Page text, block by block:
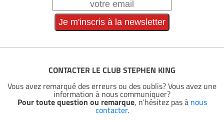
CONTACTER LE CLUB STEPHEN KING
Vous avez remarqué des erreurs ou des oublis? Vous avez une
information à nous communiquer?
Pour toute question ou remarque, n'hésitez pas à nous
contacter.